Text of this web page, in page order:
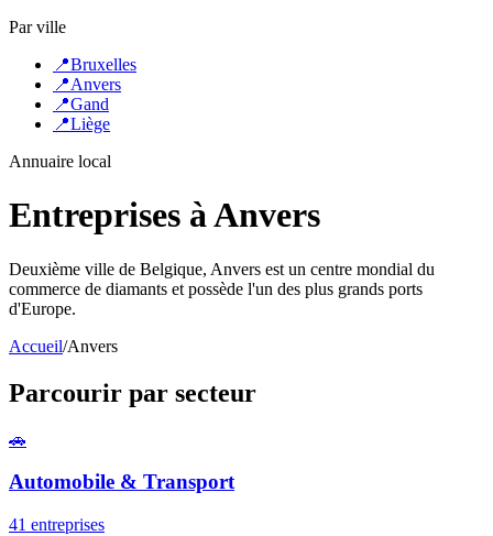
Par ville
📍Bruxelles
📍Anvers
📍Gand
📍Liège
Annuaire local
Entreprises àAnvers
Deuxième ville de Belgique, Anvers est un centre mondial du
commerce de diamants et possède l'un des plus grands ports
d'Europe.
Accueil/Anvers
Parcourir par secteur
🚗
Automobile & Transport
41 entreprises